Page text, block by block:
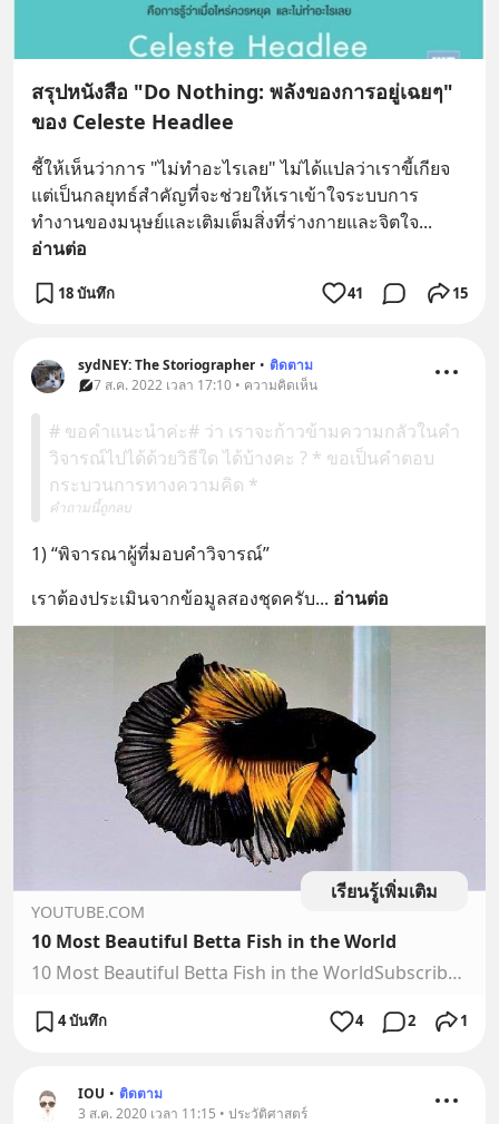
สรุปหนังสือ "Do Nothing: พลังของการอยู่เฉยๆ"
ของ Celeste Headlee
ชี้ให้เห็นว่าการ "ไม่ทำอะไรเลย" ไม่ได้แปลว่าเราขี้เกียจ
แต่เป็นกลยุทธ์สำคัญที่จะช่วยให้เราเข้าใจระบบการ
ทำงานของมนุษย์และเติมเต็มสิ่งที่ร่างกายและจิตใจ
อ่านต่อ
18 บันทึก 41 15
sydNEY: The Storiographer • ติดตาม
7 ส.ค. 2022 เวลา 17:10 • ความคิดเห็น
# ขอคำแนะนำค่ะ# ว่า เราจะก้าวข้ามความกลัวในคำ
วิจารณ์ไปได้ด้วยวิธีใด ได้บ้างคะ ? * ขอเป็นคำตอบ
กระบวนการทางความคิด *
คำถามนี้ถูกลบ
1) “พิจารณาผู้ที่มอบคำวิจารณ์”
เราต้องประเมินจากข้อมูลสองชุดครับ... อ่านต่อ
เรียนรู้เพิ่มเติม
YOUTUBE.COM
10 Most Beautiful Betta Fish in the World
10 Most Beautiful Betta Fish in the WorldSubscribe To Our Channel : http://bit.ly/4EverGreen4 Ever Green is the #1 place for all your heart warming stories a...
4 บันทึก 4 2 1
IOU • ติดตาม
3 ส.ค. 2020 เวลา 11:15 • ประวัติศาสตร์